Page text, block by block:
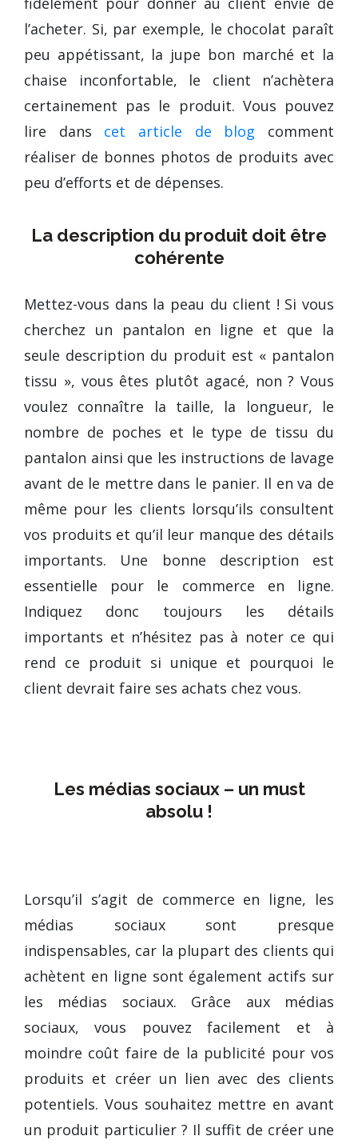
l’acheter. Si, par exemple, le chocolat paraît
peu appétissant, la jupe bon marché et la
chaise inconfortable, le client n’achètera
certainement pas le produit. Vous pouvez
lire dans cet article de blog comment
réaliser de bonnes photos de produits avec
peu d’efforts et de dépenses.
La description du produit doit être
cohérente
Mettez-vous dans la peau du client ! Si vous
cherchez un pantalon en ligne et que la
seule description du produit est « pantalon
tissu », vous êtes plutôt agacé, non ? Vous
voulez connaître la taille, la longueur, le
nombre de poches et le type de tissu du
pantalon ainsi que les instructions de lavage
avant de le mettre dans le panier. Il en va de
même pour les clients lorsqu’ils consultent
vos produits et qu’il leur manque des détails
importants. Une bonne description est
essentielle pour le commerce en ligne.
Indiquez donc toujours les détails
importants et n’hésitez pas à noter ce qui
rend ce produit si unique et pourquoi le
client devrait faire ses achats chez vous.
Les médias sociaux – un must
absolu !
Lorsqu’il s’agit de commerce en ligne, les
médias sociaux sont presque
indispensables, car la plupart des clients qui
achètent en ligne sont également actifs sur
les médias sociaux. Grâce aux médias
sociaux, vous pouvez facilement et à
moindre coût faire de la publicité pour vos
produits et créer un lien avec des clients
potentiels. Vous souhaitez mettre en avant
un produit particulier ? Il suffit de créer une